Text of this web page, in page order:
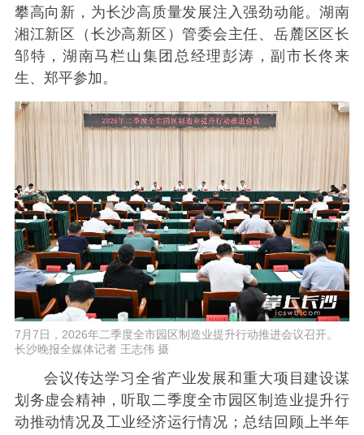
攀高向新，为长沙高质量发展注入强劲动能。湖南
湘江新区（长沙高新区）管委会主任、岳麓区区长
邹特，湖南马栏山集团总经理彭涛，副市长佟来
生、郑平参加。
7月7日，2026年二季度全市园区制造业提升行动推进会议召开。
长沙晚报全媒体记者 王志伟 摄
会议传达学习全省产业发展和重大项目建设谋
划务虚会精神，听取二季度全市园区制造业提升行
动推动情况及工业经济运行情况；总结回顾上半年